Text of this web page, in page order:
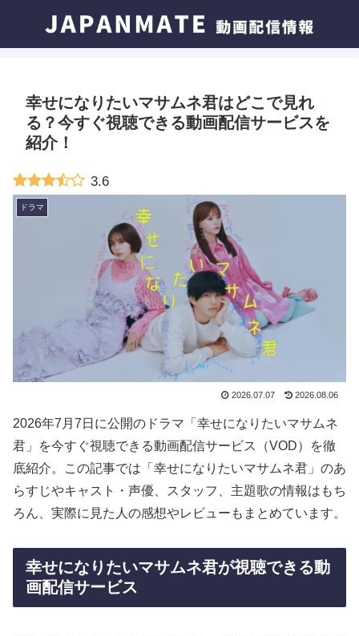
幸せになりたいマサムネ君はどこで見れ
る？今すぐ視聴できる動画配信サービスを
紹介！
3.6
ドラマ
2026.07.07 2026.08.06
2026年7月7日に公開のドラマ「幸せになりたいマサムネ
君」を今すぐ視聴できる動画配信サービス（VOD）を徹
底紹介。この記事では「幸せになりたいマサムネ君」のあ
らすじやキャスト・声優、スタッフ、主題歌の情報はもち
ろん、実際に見た人の感想やレビューもまとめています。
幸せになりたいマサムネ君が視聴できる動
画配信サービス